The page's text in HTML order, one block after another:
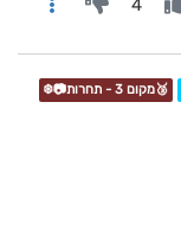
4
🥉מקום 3 - תחרות📷❄️